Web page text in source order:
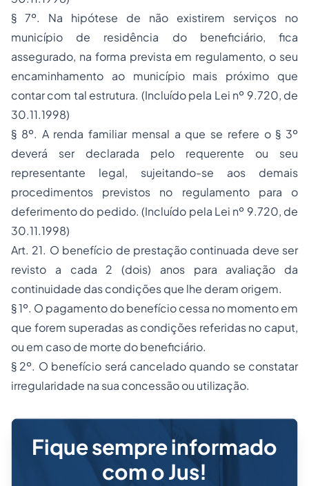
§ 7º. Na hipótese de não existirem serviços no
município de residência do beneficiário, fica
assegurado, na forma prevista em regulamento, o seu
encaminhamento ao município mais próximo que
contar com tal estrutura. (Incluído pela Lei nº 9.720, de
30.11.1998)
§ 8º. A renda familiar mensal a que se refere o § 3º
deverá ser declarada pelo requerente ou seu
representante legal, sujeitando-se aos demais
procedimentos previstos no regulamento para o
deferimento do pedido.(Incluído pela Lei nº 9.720, de
30.11.1998)
Art. 21. O benefício de prestação continuada deve ser
revisto a cada 2 (dois) anos para avaliação da
continuidade das condições que lhe deram origem.
§ 1º. O pagamento do benefício cessa no momento em
que forem superadas as condições referidas no caput,
ou em caso de morte do beneficiário.
§ 2º. O benefício será cancelado quando se constatar
irregularidade na sua concessão ou utilização.
Fique sempre informado
com o Jus!